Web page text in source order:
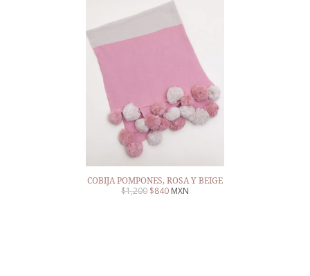
COBIJA POMPONES, ROSA Y BEIGE
$1,200 $840 MXN